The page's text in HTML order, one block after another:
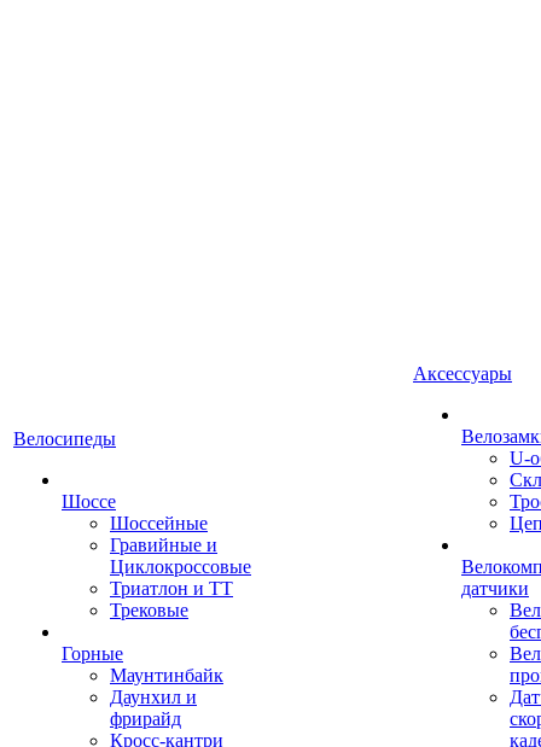
Велосипеды
Шоссе
Шоссейные
Гравийные и
Циклокроссовые
Триатлон и ТТ
Трековые
Горные
Маунтинбайк
Даунхил и
фрирайд
Кросс-кантри
Аксессуары
U-
датчики